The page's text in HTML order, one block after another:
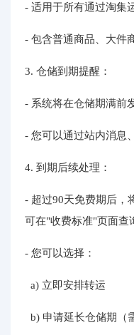
- 适用于所有通过淘集
- 包含普通商品、大件
3. 仓储到期提醒：
- 系统将在仓储期满前
- 您可以通过站内消息
4. 到期后续处理：
- 超过90天免费期后，
可在"收费标准"页面查
- 您可以选择：
a) 立即安排转运
b) 申请延长仓储期（